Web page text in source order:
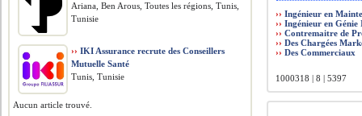
››Ingénieur en
››Ingénieur en Génie
››Contremaitre de
››Des Chargées
››Des Commerciaux
1000318 | 8 | 5397
Ariana, Ben Arous, Toutes les régions, Tunis,
Tunisie
›› IKI Assurance recrute des Conseillers
Mutuelle Santé
Tunis, Tunisie
Aucun article trouvé.